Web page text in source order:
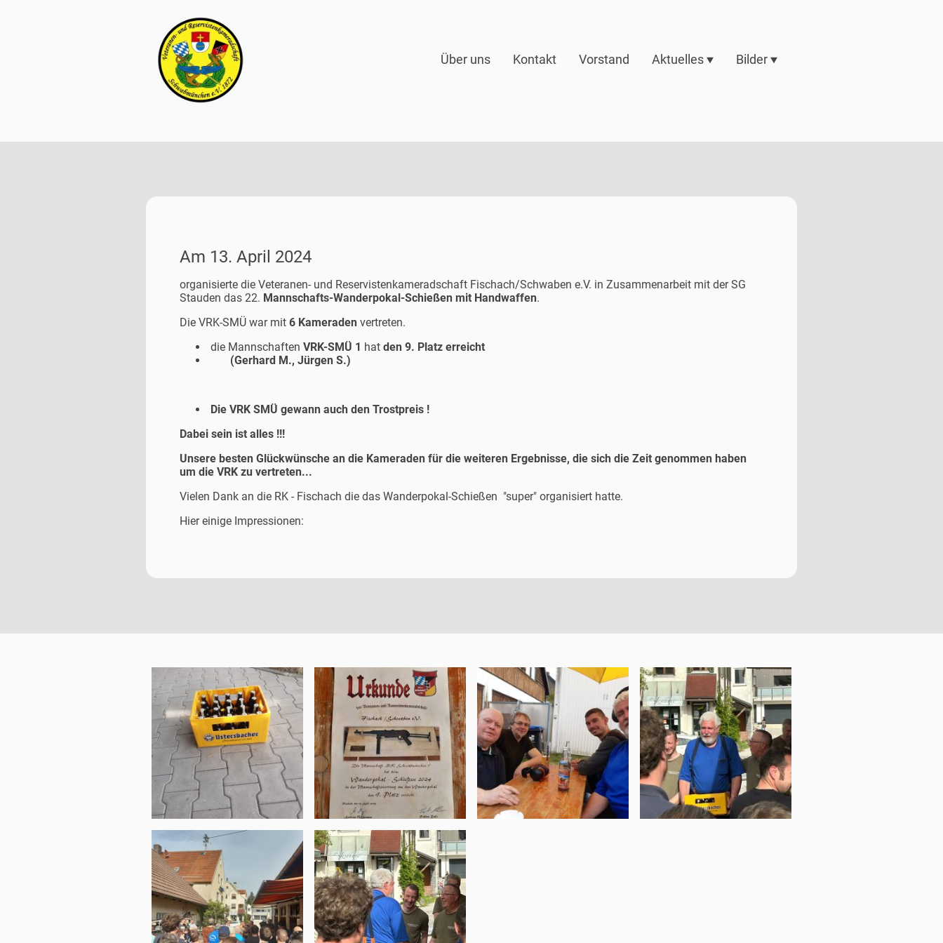
Über uns Kontakt Vorstand Aktuelles Bilder
Am 13. April 2024
organisierte die Veteranen- und Reservistenkameradschaft Fischach/Schwaben e.V. in Zusammenarbeit mit der SG
Stauden das 22. Mannschafts-Wanderpokal-Schießen mit Handwaffen.
Die VRK-SMÜ war mit 6 Kameraden vertreten.
die Mannschaften VRK-SMÜ 1 hat den 9. Platz erreicht
(Gerhard M., Jürgen S.)
Die VRK SMÜ gewann auch den Trostpreis !
Dabei sein ist alles !!!
Unsere besten Glückwünsche an die Kameraden für die weiteren Ergebnisse, die sich die Zeit genommen haben
um die VRK zu vertreten...
Vielen Dank an die RK - Fischach die das Wanderpokal-Schießen "super" organisiert hatte.
Hier einige Impressionen: